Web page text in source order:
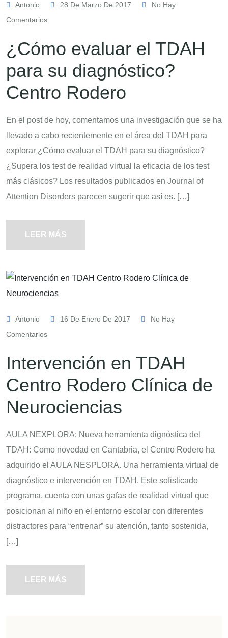
Antonio 28 De Marzo De 2017
No Hay
Comentarios
¿Cómo evaluar el TDAH
para su diagnóstico?
Centro Rodero
En el post de hoy, comentamos una investigación que se ha
llevado a cabo recientemente en el área del TDAH para
explorar ¿Cómo evaluar el TDAH para su diagnóstico?
¿Supera los test de realidad virtual la eficacia de los test
más clásicos? Los resultados publicados en Journal of
Attention Disorders parecen sugerir que así es. […]
LEER MÁS
Antonio 16 De Enero De 2017
No Hay
Comentarios
Intervención en TDAH
Centro Rodero Clínica de
Neurociencias
AULA NEXPLORA: Nueva herramienta dignóstica del
TDAH: Como novedad en Cantabria, el Centro Rodero ha
adquirido el AULA NESPLORA. Una herramienta virtual de
diagnóstico e intervención en TDAH. Este sofisticado
programa, cuenta con unas gafas de realidad virtual que
posicionan al niño en el entorno escolar con diferentes
distractores para “entrenar” su atención, tanto sostenida,
[…]
LEER MÁS